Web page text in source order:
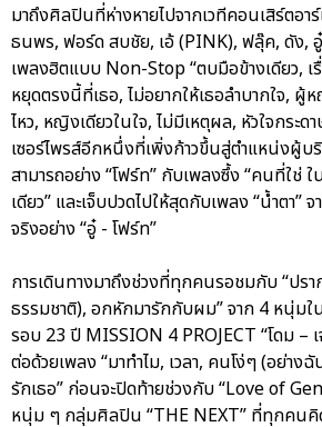
มาถึงศิลปินที่ห่างหายไปจากเวทีคอนเสิร์ตอา
ธนพร, ฟอร์ด สบชัย, เอ้ (PINK), ฟลุ๊ค, ดัง,
เพลงฮิตแบบ Non-Stop “ตบมือข้างเดียว, เ
หยุดตรงนี้ที่เธอ, ไม่อยากให้เธอลำบากใจ,
ไหว, หญิงเดียวในใจ, ไม่มีเหตุผล, หัวใจกระ
เซอร์ไพรส์อีกหนึ่งที่เพิ่งก้าวขึ้นสู่ตำแหน่งผู้บริ
สามารถอย่าง “โฟร์ท” กับเพลงซึ้ง “คนที่ใช่
เดียว” และเจ็บปวดไปให้สุดกับเพลง “น้ำตา”
จริงอย่าง “อู๋ - โฟร์ท”
การเดินทางมาถึงช่วงที่ทุกคนรอชมกับ “ปร
ธรรมชาติ), อกหักมารักกับผม” จาก 4 หนุ่ม
รอบ 23 ปี MISSION 4 PROJECT “โดม –
ต่อด้วยเพลง “มาทำไม, เวลา, คนโง่ๆ (อย่างฉั
รักเธอ” ก่อนจะปิดท้ายช่วงกับ “Love of
หนุ่ม ๆ กลุ่มศิลปิน “THE NEXT” ที่ทุกคน